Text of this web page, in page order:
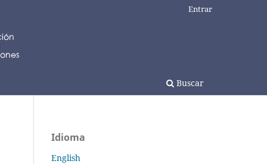
Buscar
Entrar
Idioma
English